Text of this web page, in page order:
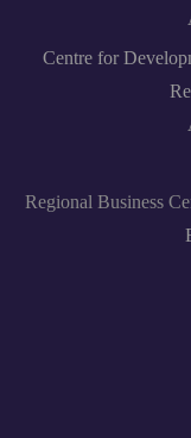
Centre for
Regional Business